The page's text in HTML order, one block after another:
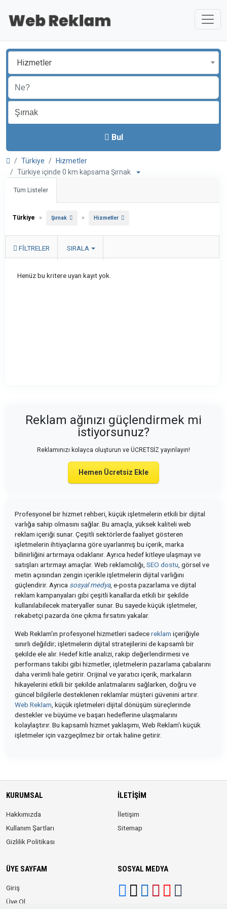
Hizmetler
Bul
Türkiye
Hizmetler
Türkiye içinde 0 km kapsama Şırnak
Tüm Listeler
Türkiye » Şırnak » Hizmetler
FILTRELER SIRALA
Henüz bu kritere uyan kayıt yok.
Reklam ağınızı güçlendirmek mi
istiyorsunuz?
Reklamınızı kolayca oluşturun ve ÜCRETSİZ yayınlayın!
Hemen Ücretsiz Ekle
Profesyonel bir hizmet rehberi, küçük işletmelerin etkili bir dijital
varlığa sahip olmasını sağlar. Bu amaçla, yüksek kaliteli web
reklam içeriği sunar. Çeşitli sektörlerde faaliyet gösteren
işletmelerin ihtiyaçlarına göre uyarlanmış bu içerik, marka
bilinirliğini artırmaya odaklanır. Ayrıca hedef kitleye ulaşmayı ve
satışları artırmayı amaçlar. Web reklamcılığı, SEO dostu , görsel ve
metin açısından zengin içerikle işletmelerin dijital varlığını
güçlendirir. Ayrıca sosyal medya, e-posta pazarlama ve dijital
reklam kampanyaları gibi çeşitli kanallarda etkili bir şekilde
kullanılabilecek materyaller sunar. Bu sayede küçük işletmeler,
rekabetçi pazarda öne çıkma fırsatını yakalar.
Web Reklam'ın profesyonel hizmetleri sadecereklam içeriğiyle
sınırlı değildir; işletmelerin dijital stratejilerini de kapsamlı bir
şekilde ele alır. Hedef kitle analizi, rakip değerlendirmesi ve
performans takibi gibi hizmetler, işletmelerin pazarlama çabalarını
daha verimli hale getirir. Orijinal ve yaratıcı içerik, markaların
hikayelerini etkili bir şekilde anlatmalarını sağlarken, doğru ve
güncel bilgilerle desteklenen reklamlar müşteri güvenini artırır.
Web Reklam , küçük işletmeleri dijital dönüşüm süreçlerinde
destekler ve büyüme ve başarı hedeflerine ulaşmalarını
kolaylaştırır. Bu kapsamlı hizmet yaklaşımı, Web Reklam'ı küçük
işletmeler için vazgeçilmez bir ortak haline getirir.
KURUMSAL
Hakkımızda
Kullanım Şartları
Gizlilik Politikası
İLETIŞIM
İletişim
Sitemap
ÜYE SAYFAM
Giriş
Üye Ol
SOSYAL MEDYA